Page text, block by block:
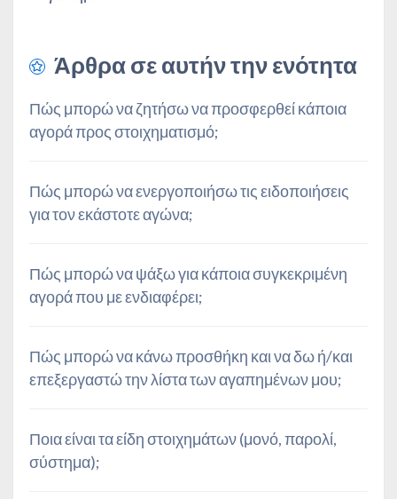
Άρθρα σε αυτήν την ενότητα
Πώς μπορώ να ζητήσω να προσφερθεί κάποια
αγορά προς στοιχηματισμό;
Πώς μπορώ να ενεργοποιήσω τις ειδοποιήσεις
για τον εκάστοτε αγώνα;
Πώς μπορώ να ψάξω για κάποια συγκεκριμένη
αγορά που με ενδιαφέρει;
Πώς μπορώ να κάνω προσθήκη και να δω ή/και
επεξεργαστώ την λίστα των αγαπημένων μου;
Ποια είναι τα είδη στοιχημάτων (μονό, παρολί,
σύστημα);